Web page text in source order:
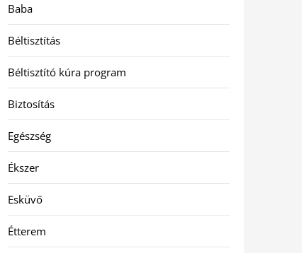
Baba
Béltisztítás
Béltisztító kúra program
Biztosítás
Egészség
Ékszer
Esküvő
Étterem